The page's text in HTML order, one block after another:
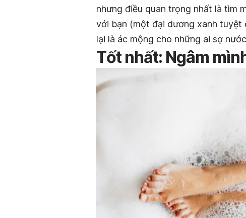
nhưng điều quan trọng nhất là tìm
với bạn (một đại dương xanh tuyệt
lại là ác mộng cho những ai sợ
Tốt nhất: Ngâm